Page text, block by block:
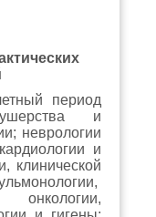
период
и
неврологии
и
клинической
онкологии,